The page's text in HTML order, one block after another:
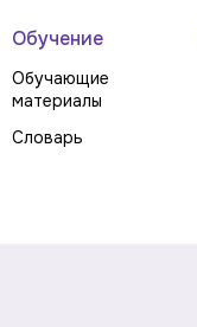
Обучение
Обучающие
материалы
Словарь